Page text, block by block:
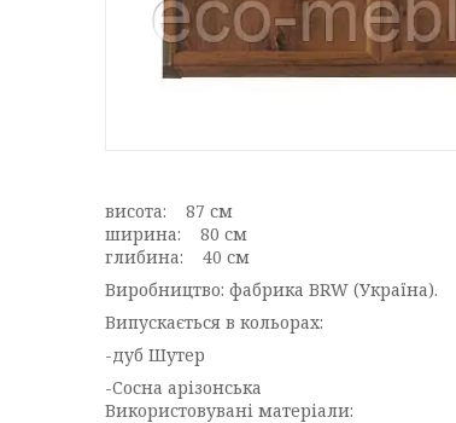
висота: 87 см
ширина: 80 см
глибина: 40 см
Виробництво: фабрика BRW (Україна).
Випускається в кольорах:
-дуб Шутер
-Сосна арізонська
Використовувані матеріали: